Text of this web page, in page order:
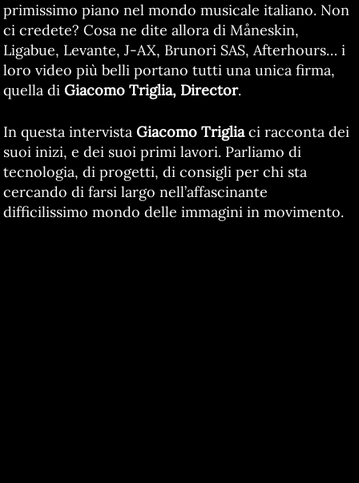
primissimo piano nel mondo musicale italiano. Non
ci credete? Cosa ne dite allora di Måneskin,
Ligabue, Levante, J-AX, Brunori SAS, Afterhours… i
loro video più belli portano tutti una unica firma,
quella di Giacomo Triglia, Director.
In questa intervista Giacomo Trigliaci racconta dei
suoi inizi, e dei suoi primi lavori. Parliamo di
tecnologia, di progetti, di consigli per chi sta
cercando di farsi largo nell’affascinante
difficilissimo mondo delle immagini in movimento.